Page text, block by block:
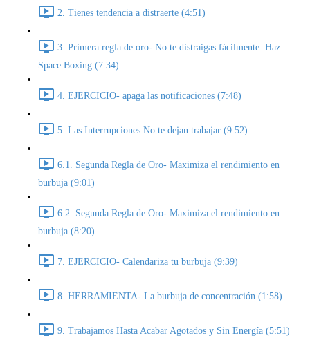
2. Tienes tendencia a distraerte (4:51)
3. Primera regla de oro- No te distraigas fácilmente. Haz
Space Boxing (7:34)
4. EJERCICIO- apaga las notificaciones (7:48)
5. Las Interrupciones No te dejan trabajar (9:52)
6.1. Segunda Regla de Oro- Maximiza el rendimiento en
burbuja (9:01)
6.2. Segunda Regla de Oro- Maximiza el rendimiento en
burbuja (8:20)
7. EJERCICIO- Calendariza tu burbuja (9:39)
8. HERRAMIENTA- La burbuja de concentración (1:58)
9. Trabajamos Hasta Acabar Agotados y Sin Energía (5:51)